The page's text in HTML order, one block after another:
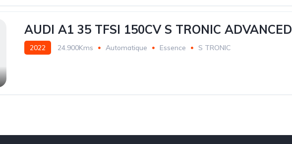
AUDI A1 35 TFSI 150CV S TRONIC ADVANCED
2022 24.900Kms Automatique Essence S TRONIC